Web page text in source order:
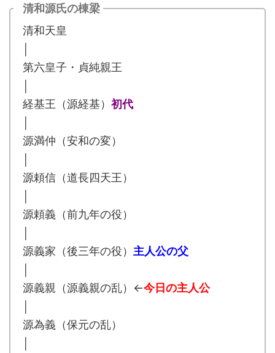
清和源氏の棟梁
清和天皇
第六皇子・貞純親王
経基王（源経基） 初代
源満仲（安和の変）
源頼信（道長四天王）
源頼義（前九年の役）
源義家（後三年の役） 主人公の父
源義親（源義親の乱）←今日の主人公
源為義（保元の乱）